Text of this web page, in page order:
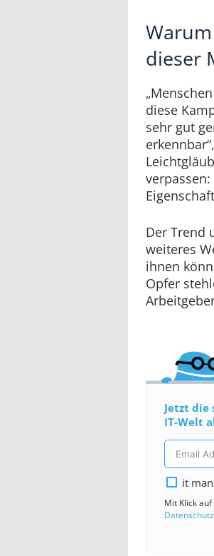
dieser
diese
sehr gut
Der Trend
weiteres
ihnen
Opfer
Jetzt die
IT-Welt
it
Mit Klick